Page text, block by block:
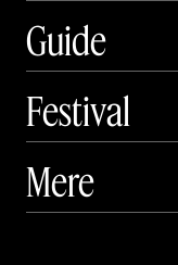
Guide
Festival
 Art Matter Festival
Mere